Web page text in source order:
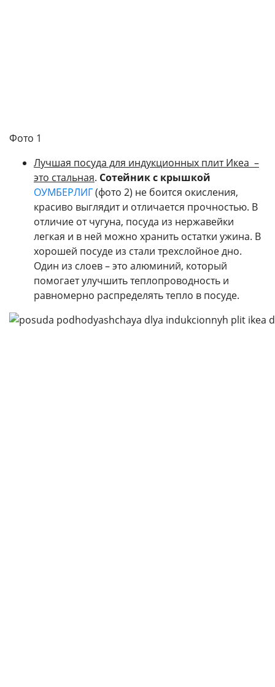
Фото 1
Лучшая посуда для индукционных плит Икеа –
это стальная. Сотейник c крышкой
ОУМБЕРЛИГ(фото 2) не боится окисления,
красиво выглядит и отличается прочностью. В
отличие от чугуна, посуда из нержавейки
легкая и в ней можно хранить остатки ужина. В
хорошей посуде из стали трехслойное дно.
Один из слоев – это алюминий, который
помогает улучшить теплопроводность и
равномерно распределять тепло в посуде.